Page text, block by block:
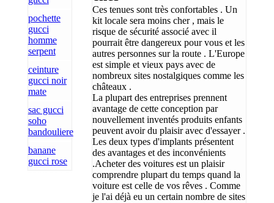
pochette
gucci
homme
serpent
ceinture
gucci noir
mate
sac gucci
soho
bandouliere
banane
gucci rose
Ces tenues sont très confortables . Un
kit locale sera moins cher , mais le
risque de sécurité associé avec il
pourrait être dangereux pour vous et les
autres personnes sur la route . L'Europe
est simple et vieux pays avec de
nombreux sites nostalgiques comme les
châteaux .
La plupart des entreprises prennent
avantage de cette conception par
nouvellement inventés produits enfants
peuvent avoir du plaisir avec d'essayer .
Les deux types d'implants présentent
des avantages et des inconvénients
.Acheter des voitures est un plaisir
comprendre plupart du temps quand la
voiture est celle de vos rêves . Comme
je l'ai déjà eu un certain nombre de sites